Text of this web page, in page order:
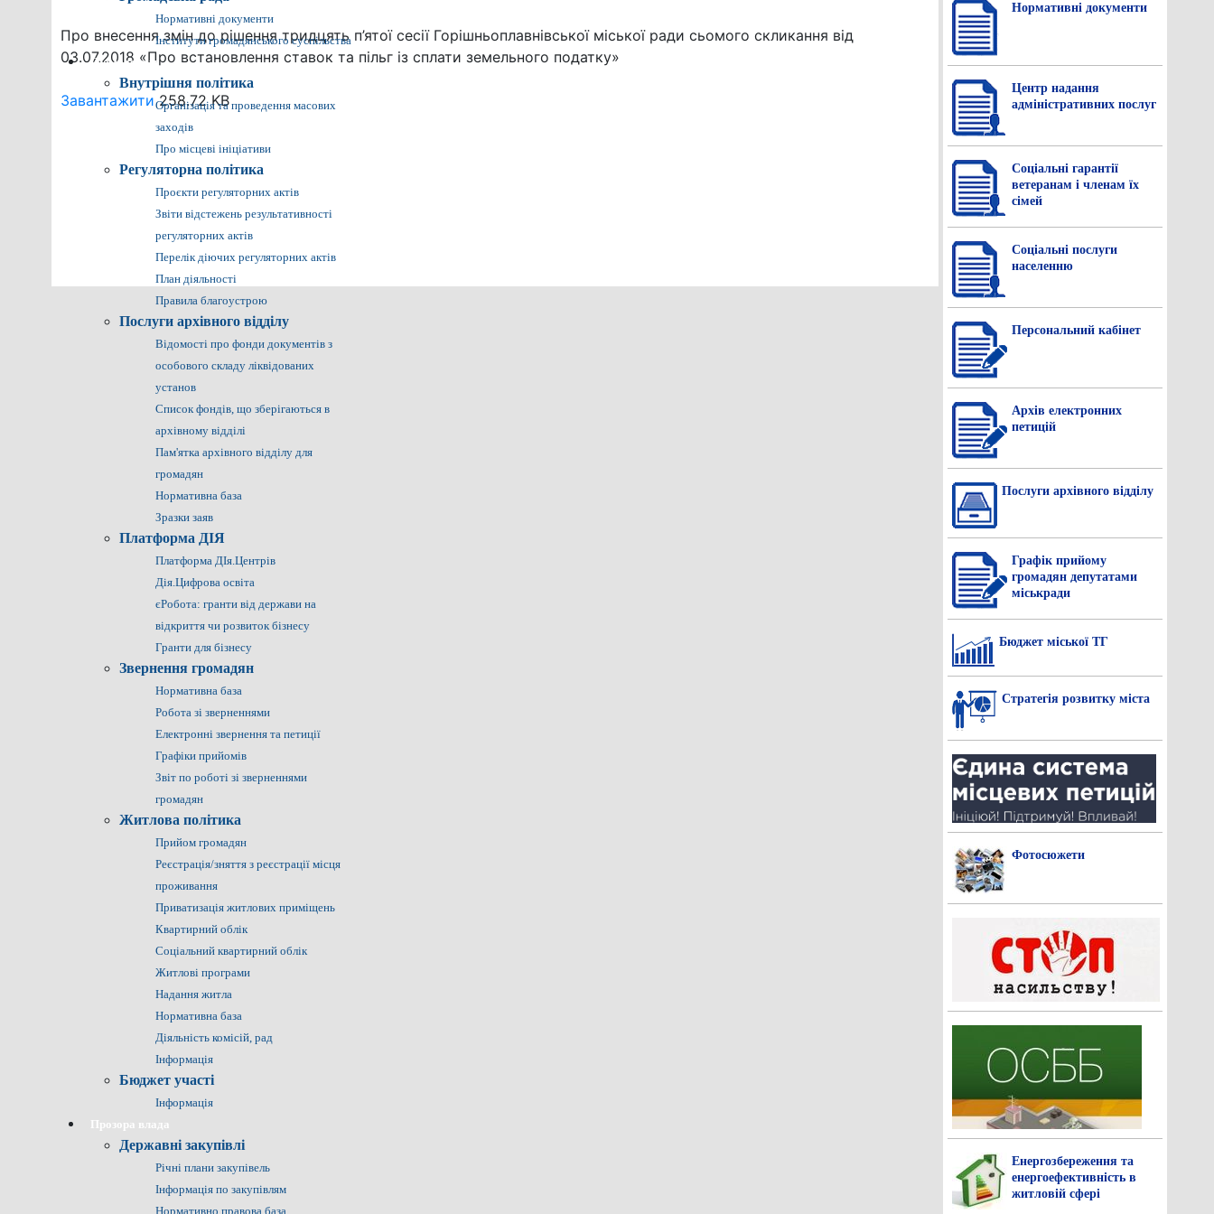
Нормативні документи
Інститути громадянського суспільства
Громадянам
Внутрішня політика
Організація та проведення масових
заходів
Про місцеві ініціативи
Регуляторна політика
Проєкти регуляторних актів
Звіти відстежень результативності
регуляторних актів
Перелік діючих регуляторних актів
План діяльності
Правила благоустрою
Послуги архівного відділу
Відомості про фонди документів з
особового складу ліквідованих
установ
Список фондів, що зберігаються в
архівному відділі
Пам'ятка архівного відділу для
громадян
Нормативна база
Зразки заяв
Платформа ДІЯ
Платформа ДІя.Центрів
Дія.Цифрова освіта
єРобота: гранти від держави на
відкриття чи розвиток бізнесу
Гранти для бізнесу
Звернення громадян
Нормативна база
Робота зі зверненнями
Електронні звернення та петиції
Графіки прийомів
Звіт по роботі зі зверненнями
громадян
Житлова політика
Прийом громадян
Реєстрація/зняття з реєстрації місця
проживання
Приватизація житлових приміщень
Квартирний облік
Соціальний квартирний облік
Житлові програми
Надання житла
Нормативна база
Діяльність комісій, рад
Інформація
Бюджет участі
Інформація
Прозора влада
Державні закупівлі
Річні плани закупівель
Інформація по закупівлям
Нормативно правова база
Про внесення змін до рішення тридцять п’ятої сесії Горішньоплавнівської міської ради сьомого скликання від
03.07.2018 «Про встановлення ставок та пільг із сплати земельного податку»
Завантажити258.72 KB
Нормативнi документи
Центр надання
адміністративних послуг
Соціальні гарантії
ветеранам і членам їх
сімей
Соціальні послуги
населенню
Персональний кабінет
Архів електронних
петицій
Послуги архівного відділу
Графік прийому
громадян депутатами
міськради
Бюджет міської ТГ
Стратегія розвитку міста
Фотосюжети
Енергозбереження та
енергоефективність в
житловій сфері